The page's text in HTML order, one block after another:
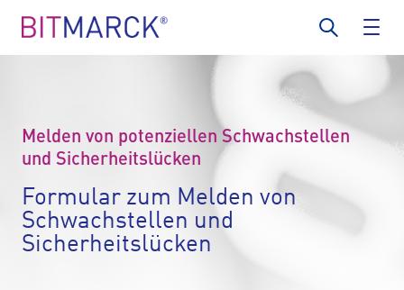
Melden von potenziellen Schwachstellen
und Sicherheitslücken
Formular zum Melden von
Schwachstellen und
Sicherheitslücken